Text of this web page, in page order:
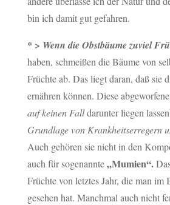
bin ich damit gut gefahren.
* > Wenn die Obstbäume zuviel
haben, schmeißen die Bäume von
Früchte ab. Das liegt daran, daß sie
ernähren können. Diese
auf keinen Falldarunter liegen
Grundlage von Krankheitserregern
Auch gehören sie nicht in den
auch für sogenannte„Mumien“.
Früchte von letztes Jahr, die man
gesehen hat. Manchmal auch nicht